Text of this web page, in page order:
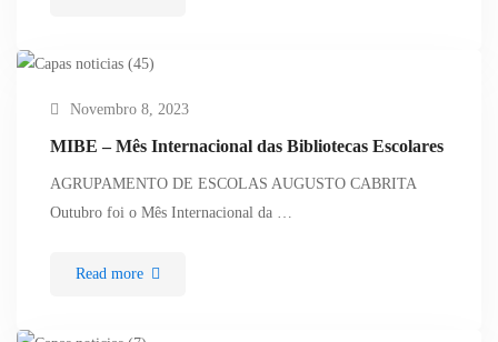
Novembro 8, 2023
MIBE – Mês Internacional das Bibliotecas Escolares
AGRUPAMENTO DE ESCOLAS AUGUSTO CABRITA
Outubro foi o Mês Internacional da …
Read more